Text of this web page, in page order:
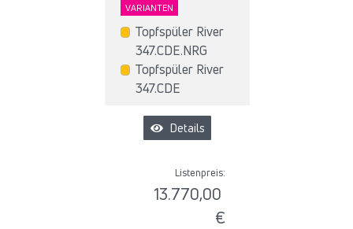
VARIANTEN
Topfspüler River
347.CDE.NRG
Topfspüler River
347.CDE
Details
Listenpreis:
13.770,00
€